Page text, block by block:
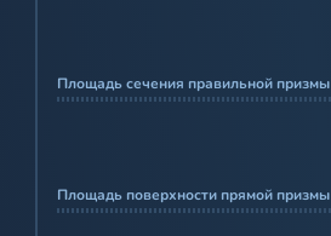
Площадь сечения правильной призмы
Площадь поверхности прямой призмы